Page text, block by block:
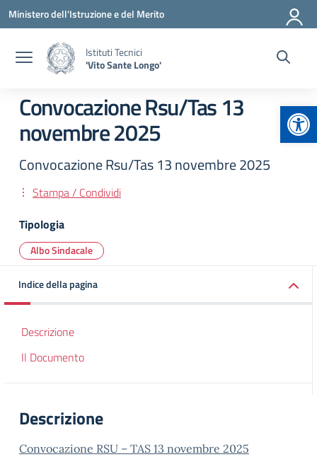
Vai ai contenuti
Vai al menu di navigazione
Vai al footer
Ministero dell'Istruzione e del Merito
Istituti Tecnici
'Vito Sante Longo'
Convocazione Rsu/Tas 13
novembre 2025
Convocazione Rsu/Tas 13 novembre 2025
Stampa / Condividi
Tipologia
Albo Sindacale
Indice della pagina
Descrizione
Il Documento
Descrizione
Convocazione RSU – TAS 13 novembre 2025